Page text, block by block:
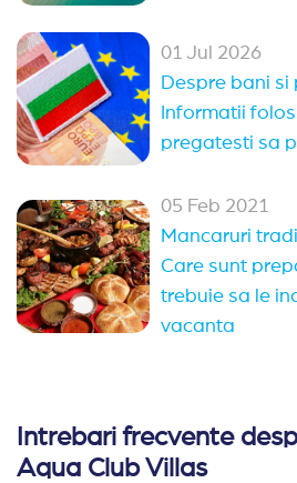
01 Jul 2026
Despre bani si
Informatii
pregatesti sa
05 Feb 2021
Mancaruri
Care sunt
trebuie sa le
vacanta
Intrebari frecvente
Aqua Club Villas